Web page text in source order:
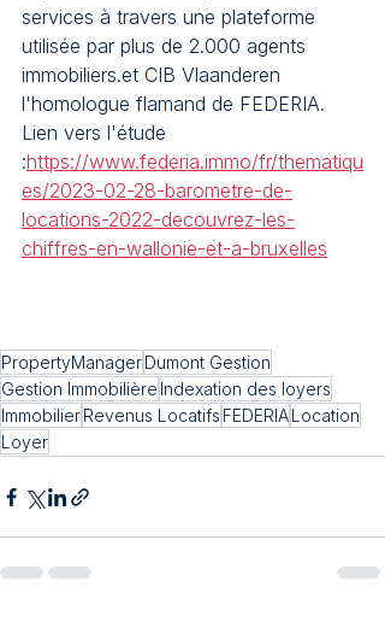
services à travers une plateforme
utilisée par plus de 2.000 agents
immobiliers.et CIB Vlaanderen
l'homologue flamand de FEDERIA.
Lien vers l'étude
:https://www.federia.immo/fr/thematiqu
es/2023-02-28-barometre-de-
locations-2022-decouvrez-les-
chiffres-en-wallonie-et-a-bruxelles
PropertyManagerDumont Gestion
Gestion Immobilière Indexation des loyers
ImmobilierRevenus Locatifs FEDERIALocation
Loyer